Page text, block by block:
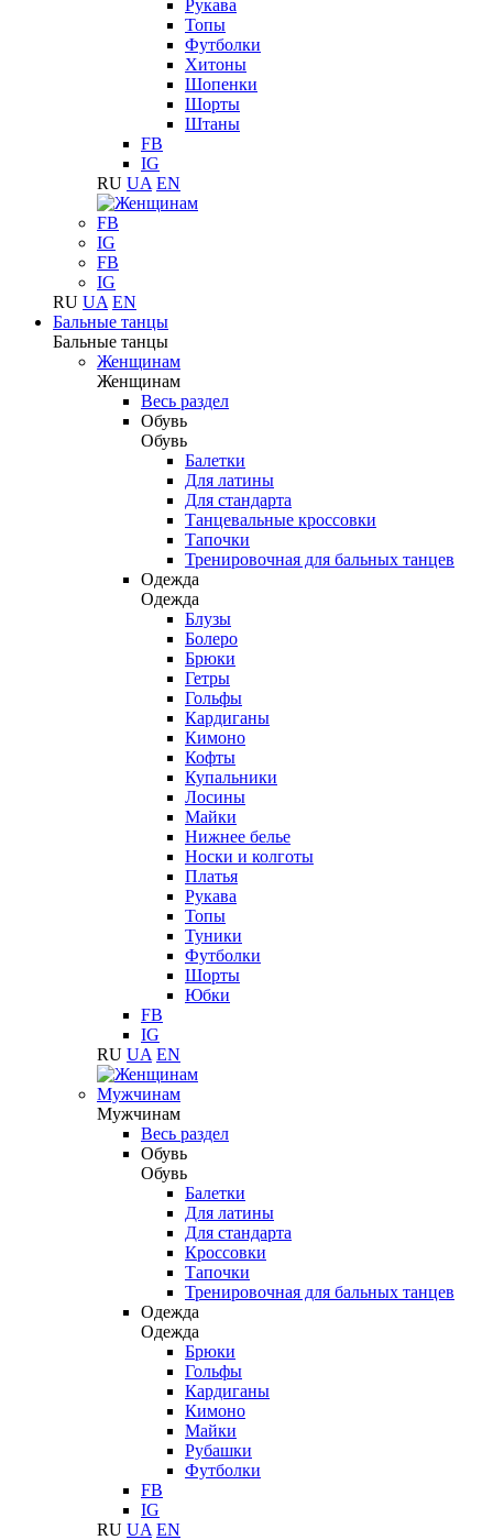
Рукава
Топы
Футболки
Хитоны
Шопенки
Шорты
Штаны
FB
IG
RU UA EN
FB
IG
FB
IG
RU UA EN
Бальные танцы
Бальные танцы
Женщинам
Женщинам
Весь раздел
Обувь
Обувь
Балетки
Для латины
Для стандарта
Танцевальные кроссовки
Тапочки
Тренировочная для бальных танцев
Одежда
Одежда
Блузы
Болеро
Брюки
Гетры
Гольфы
Кардиганы
Кимоно
Кофты
Купальники
Лосины
Майки
Нижнее белье
Носки и колготы
Платья
Рукава
Топы
Туники
Футболки
Шорты
Юбки
FB
IG
RU UA EN
Мужчинам
Мужчинам
Весь раздел
Обувь
Обувь
Балетки
Для латины
Для стандарта
Кроссовки
Тапочки
Тренировочная для бальных танцев
Одежда
Одежда
Брюки
Гольфы
Кардиганы
Кимоно
Майки
Рубашки
Футболки
FB
IG
RU UA EN